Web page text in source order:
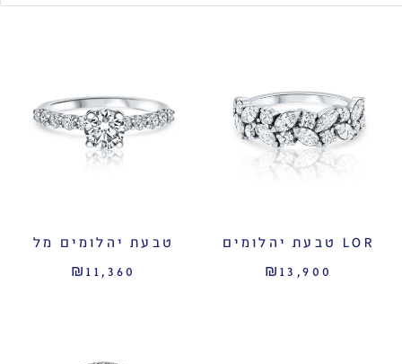
LOR טבעת יהלומים
₪13,900
טבעת יהלומים מל
₪11,360